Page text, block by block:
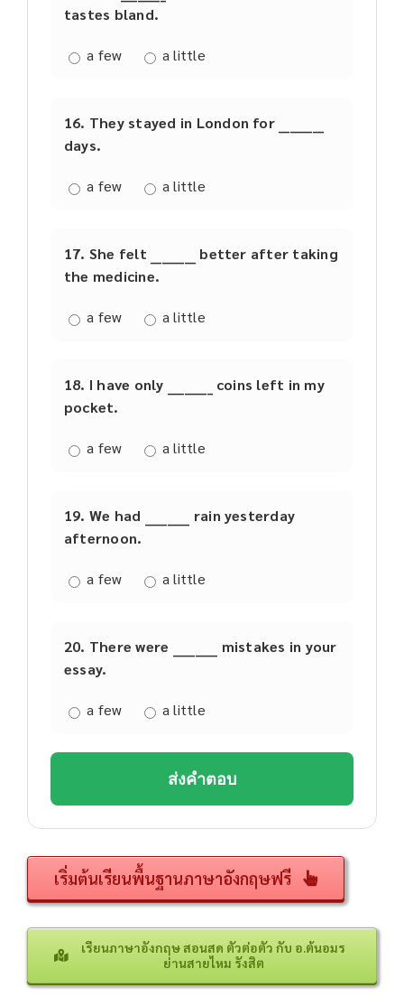
tastes bland.
a few a little
16. They stayed in London for ________
days.
a few a little
17. She felt ________ better after taking
the medicine.
a few a little
18. I have only ________ coins left in my
pocket.
a few a little
19. We had ________ rain yesterday
afternoon.
a few a little
20. There were ________ mistakes in your
essay.
a few a little
ส่งคำตอบ
เริ่มต้นเรียนพื้นฐานภาษาอังกฤษฟรี
เรียนภาษาอังกฤษ สอนสด ตัวต่อตัว กับ อ.ต้นอมร
ย่านสายไหม รังสิต